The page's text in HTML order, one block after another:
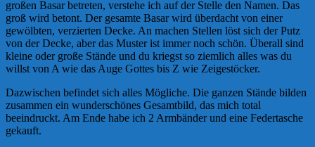
großen Basar betreten, verstehe ich auf der Stelle den Namen. Das
groß wird betont. Der gesamte Basar wird überdacht von einer
gewölbten, verzierten Decke. An machen Stellen löst sich der Putz
von der Decke, aber das Muster ist immer noch schön. Überall sind
kleine oder große Stände und du kriegst so ziemlich alles was du
willst von A wie das Auge Gottes bis Z wie Zeigestöcker.
Dazwischen befindet sich alles Mögliche. Die ganzen Stände bilden
zusammen ein wunderschönes Gesamtbild, das mich total
beeindruckt. Am Ende habe ich 2 Armbänder und eine Federtasche
gekauft.